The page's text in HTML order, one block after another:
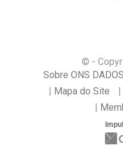
© -
Sobre ONS
Mapa do Site